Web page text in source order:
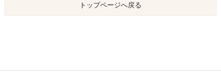
トップページへ戻る